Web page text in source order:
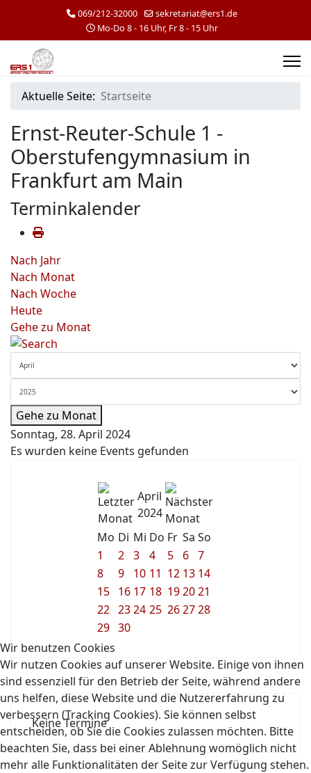
069/212-32000
sekretariat@ers1.de
Mo-Do 8 - 16 Uhr, Fr 8 - 15 Uhr
Aktuelle Seite: Startseite
Ernst-Reuter-Schule 1 -
Oberstufengymnasium in
Frankfurt am Main
Terminkalender
Nach Jahr
Nach Monat
Nach Woche
Heute
Gehe zu Monat
Gehe zu Monat
Sonntag, 28. April 2024
Es wurden keine Events gefunden
April
2024
Mo Di Mi Do Fr Sa So
1
2 3 4 5 6 7
8
9 10 11 12 13 14
15 16 17 18 192021
22 2324 25 262728
29 30
Keine Termine
Wir benutzen Cookies
Wir nutzen Cookies auf unserer Website. Einige von ihnen
sind essenziell für den Betrieb der Seite, während andere
uns helfen, diese Website und die Nutzererfahrung zu
verbessern (Tracking Cookies). Sie können selbst
entscheiden, ob Sie die Cookies zulassen möchten. Bitte
beachten Sie, dass bei einer Ablehnung womöglich nicht
mehr alle Funktionalitäten der Seite zur Verfügung stehen.